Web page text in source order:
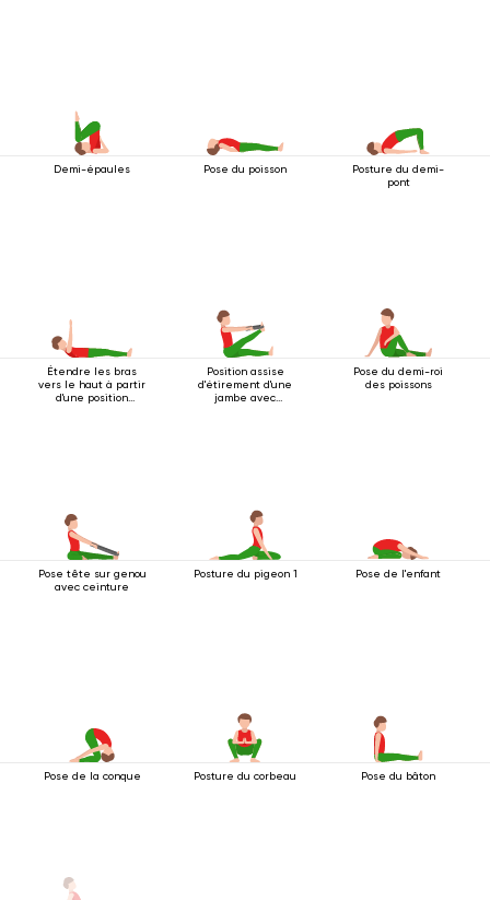
Demi-épaules Pose du poisson
Posture du demi-
pont
Étendre les bras
vers le haut à partir
d'une position
Position assise
d'étirement d'une
jambe avec
Pose du demi-roi
des poissons
Pose tête sur genou
avec ceinture
Posture du pigeon 1 Pose de l'enfant
Pose de la conque Posture du corbeau Pose du bâton